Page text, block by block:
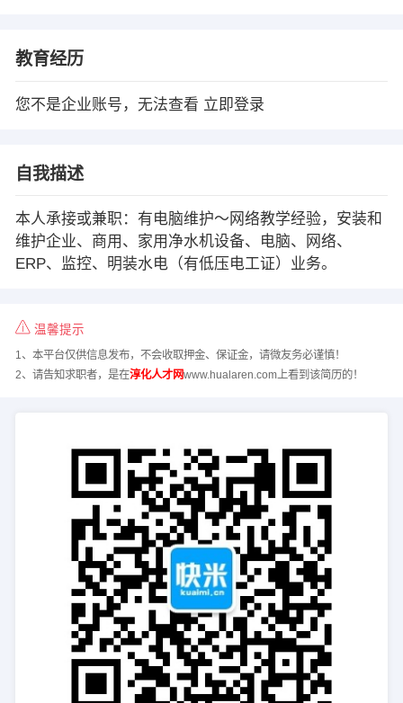
教育经历
您不是企业账号，无法查看 立即登录
自我描述
本人承接或兼职：有电脑维护～网络教学经验，安装和
维护企业、商用、家用净水机设备、电脑、网络、
ERP、监控、明装水电（有低压电工证）业务。
温馨提示
1、本平台仅供信息发布，不会收取押金、保证金，请微友务必谨慎！
2、请告知求职者，是在淳化人才网www.hualaren.com上看到该简历的！